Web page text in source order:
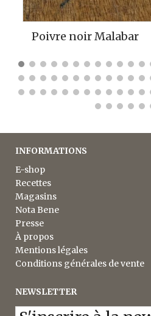
Poivre noir de Vanuatu
INFORMATIONS
E-shop
Recettes
Magasins
Nota Bene
Presse
À propos
Mentions légales
Conditions générales de vente
NEWSLETTER